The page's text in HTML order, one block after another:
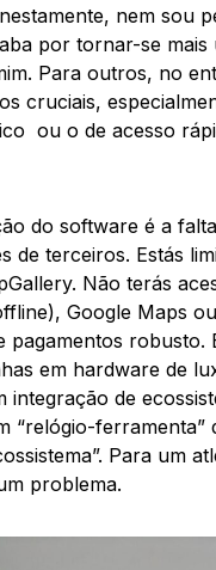
nem sou
por tornar-se mais
Para outros, no
cruciais,
ou o de acesso
do software é a
de terceiros. Estás
Não terás
Google Maps
pagamentos robusto.
em hardware de
integração de
“relógio-ferramenta”
Para um
problema.